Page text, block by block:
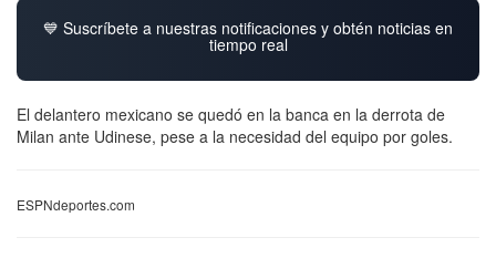
💙 Suscríbete a nuestras notificaciones y obtén noticias en
tiempo real
El delantero mexicano se quedó en la banca en la derrota de
Milan ante Udinese, pese a la necesidad del equipo por goles.
ESPNdeportes.com